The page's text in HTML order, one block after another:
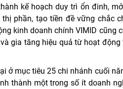
kế hoạch duy trì ổn đinh,
phần, tạo tiền đề vững chắc
kinh doanh chính VIMID cũng
gia tăng hiệu quả từ hoạt
ở mục tiêu 25 chi nhánh cuối
thành một trong số ít doanh